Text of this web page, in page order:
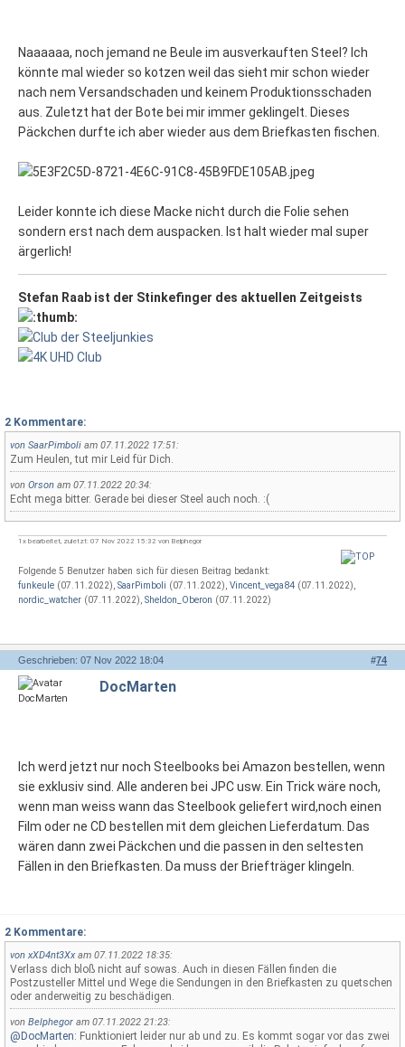
Naaaaaa, noch jemand ne Beule im ausverkauften Steel? Ich
könnte mal wieder so kotzen weil das sieht mir schon wieder
nach nem Versandschaden und keinem Produktionsschaden
aus. Zuletzt hat der Bote bei mir immer geklingelt. Dieses
Päckchen durfte ich aber wieder aus dem Briefkasten fischen.
Leider konnte ich diese Macke nicht durch die Folie sehen
sondern erst nach dem auspacken. Ist halt wieder mal super
ärgerlich!
Stefan Raab ist der Stinkefinger des aktuellen Zeitgeists
2 Kommentare:
von SaarPimboli am 07.11.2022 17:51:
Zum Heulen, tut mir Leid für Dich.
von Orson am 07.11.2022 20:34:
Echt mega bitter. Gerade bei dieser Steel auch noch. :(
1x bearbeitet, zuletzt: 07 Nov 2022 15:32 von Belphegor
Folgende 5 Benutzer haben sich für diesen Beitrag bedankt:
funkeule (07.11.2022), SaarPimboli (07.11.2022), Vincent_vega84 (07.11.2022),
nordic_watcher (07.11.2022), Sheldon_Oberon (07.11.2022)
#74
Geschrieben: 07 Nov 2022 18:04
DocMarten
Ich werd jetzt nur noch Steelbooks bei Amazon bestellen, wenn
sie exklusiv sind. Alle anderen bei JPC usw. Ein Trick wäre noch,
wenn man weiss wann das Steelbook geliefert wird,noch einen
Film oder ne CD bestellen mit dem gleichen Lieferdatum. Das
wären dann zwei Päckchen und die passen in den seltesten
Fällen in den Briefkasten. Da muss der Briefträger klingeln.
2 Kommentare:
von xXD4nt3Xx am 07.11.2022 18:35:
Verlass dich bloß nicht auf sowas. Auch in diesen Fällen finden die
Postzusteller Mittel und Wege die Sendungen in den Briefkasten zu quetschen
oder anderweitig zu beschädigen.
von Belphegor am 07.11.2022 21:23:
@DocMarten: Funktioniert leider nur ab und zu. Es kommt sogar vor das zwei